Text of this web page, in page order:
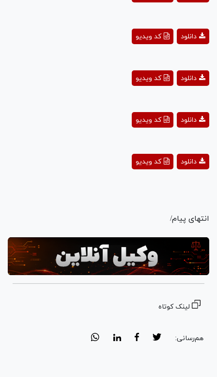
Playکد ویدیو دانلود
Playکد ویدیو دانلود
Playکد ویدیو دانلود
Playکد ویدیو دانلود
انتهای پیام/
لینک کوتاه
هم‌رسانی: